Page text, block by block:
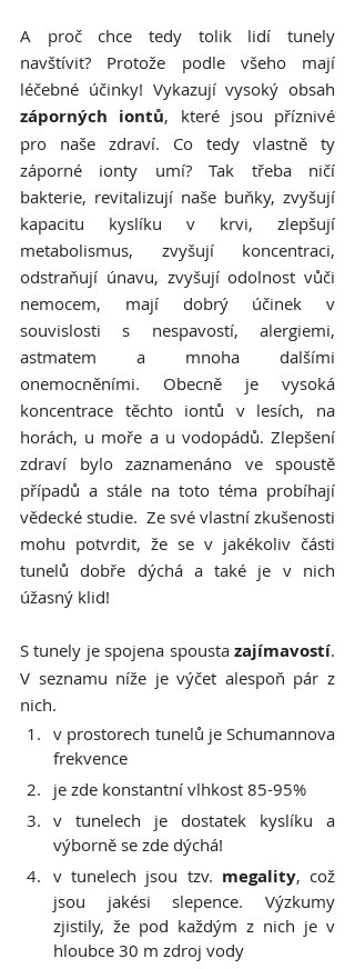
A proč chce tedy tolik lidí tunely
navštívit? Protože podle všeho mají
záporných iontů, které jsou příznivé
pro naše zdraví. Co tedy vlastně ty
záporné ionty umí? Tak třeba ničí
bakterie, revitalizují naše buňky, zvyšují
kapacitu kyslíku v krvi, zlepšují
metabolismus, zvyšují koncentraci,
odstraňují únavu, zvyšují odolnost vůči
nemocem, mají dobrý účinek v
souvislosti s nespavostí, alergiemi,
astmatem a mnoha dalšími
onemocněními. Obecně je vysoká
koncentrace těchto iontů v lesích, na
horách, u moře a u vodopádů. Zlepšení
zdraví bylo zaznamenáno ve spoustě
případů a stále na toto téma probíhají
vědecké studie.  Ze své vlastní zkušenosti
mohu potvrdit, že se v jakékoliv části
tunelů dobře dýchá a také je v nich
úžasný klid!
S tunely je spojena spousta zajímavostí.
V seznamu níže je výčet alespoň pár z
nich.
v prostorech tunelů je Schumannova
frekvence
je zde konstantní vlhkost 85-95%
v tunelech je dostatek kyslíku a
výborně se zde dýchá!
v tunelech jsou tzv. megality, což
jsou jakési slepence. Výzkumy
zjistily, že pod každým z nich je v
hloubce 30 m zdroj vody